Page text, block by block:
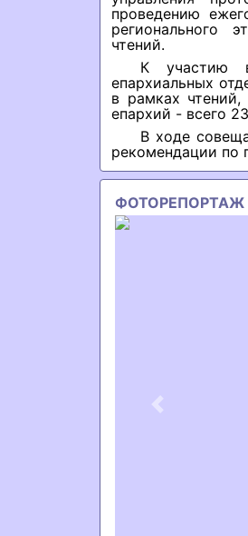
проведению
регионального
чтений.
К участию
епархиальных
в рамках чтений,
епархий - всего
В ходе
рекомендации по
ФОТОРЕПОРТАЖ
Previous